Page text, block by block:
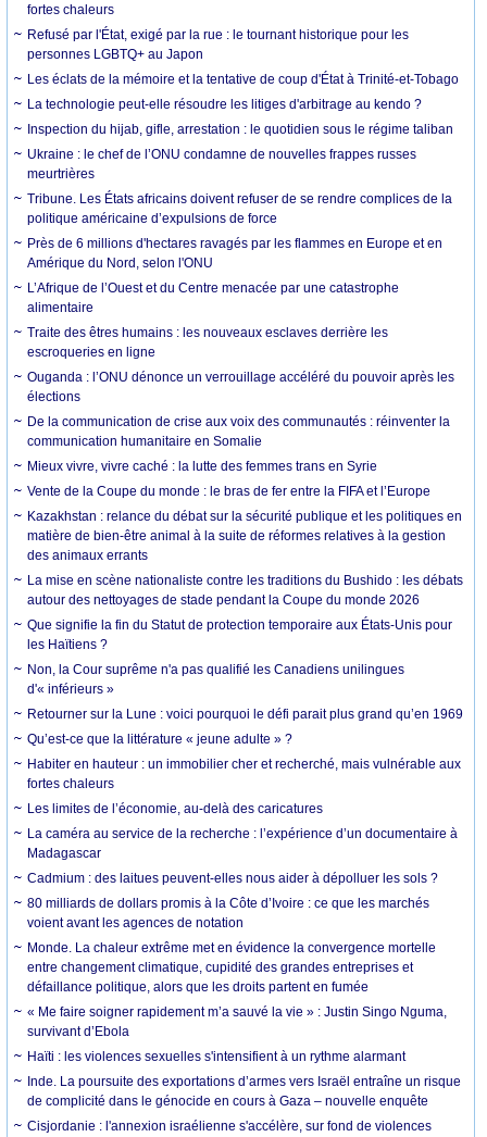
fortes chaleurs
Refusé par l'État, exigé par la rue : le tournant historique pour les
personnes LGBTQ+ au Japon
Les éclats de la mémoire et la tentative de coup d'État à Trinité-et-Tobago
La technologie peut-elle résoudre les litiges d'arbitrage au kendo ?
Inspection du hijab, gifle, arrestation : le quotidien sous le régime taliban
Ukraine : le chef de l’ONU condamne de nouvelles frappes russes
meurtrières
Tribune. Les États africains doivent refuser de se rendre complices de la
politique américaine d’expulsions de force
Près de 6 millions d'hectares ravagés par les flammes en Europe et en
Amérique du Nord, selon l'ONU
L’Afrique de l’Ouest et du Centre menacée par une catastrophe
alimentaire
Traite des êtres humains : les nouveaux esclaves derrière les
escroqueries en ligne
Ouganda : l’ONU dénonce un verrouillage accéléré du pouvoir après les
élections
De la communication de crise aux voix des communautés : réinventer la
communication humanitaire en Somalie
Mieux vivre, vivre caché : la lutte des femmes trans en Syrie
Vente de la Coupe du monde : le bras de fer entre la FIFA et l’Europe
Kazakhstan : relance du débat sur la sécurité publique et les politiques en
matière de bien-être animal à la suite de réformes relatives à la gestion
des animaux errants
La mise en scène nationaliste contre les traditions du Bushido : les débats
autour des nettoyages de stade pendant la Coupe du monde 2026
Que signifie la fin du Statut de protection temporaire aux États-Unis pour
les Haïtiens ?
Non, la Cour suprême n'a pas qualifié les Canadiens unilingues
d'« inférieurs »
Retourner sur la Lune : voici pourquoi le défi parait plus grand qu’en 1969
Qu’est-ce que la littérature « jeune adulte » ?
Habiter en hauteur : un immobilier cher et recherché, mais vulnérable aux
fortes chaleurs
Les limites de l’économie, au-delà des caricatures
La caméra au service de la recherche : l’expérience d’un documentaire à
Madagascar
Cadmium : des laitues peuvent-elles nous aider à dépolluer les sols ?
80 milliards de dollars promis à la Côte d’Ivoire : ce que les marchés
voient avant les agences de notation
Monde. La chaleur extrême met en évidence la convergence mortelle
entre changement climatique, cupidité des grandes entreprises et
défaillance politique, alors que les droits partent en fumée
« Me faire soigner rapidement m’a sauvé la vie » : Justin Singo Nguma,
survivant d’Ebola
Haïti : les violences sexuelles s'intensifient à un rythme alarmant
Inde. La poursuite des exportations d’armes vers Israël entraîne un risque
de complicité dans le génocide en cours à Gaza – nouvelle enquête
Cisjordanie : l'annexion israélienne s'accélère, sur fond de violences